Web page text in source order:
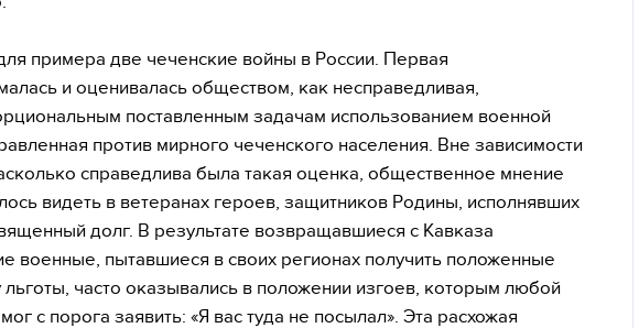
примера две чеченские войны в России. Первая
и оценивалась обществом, как несправедливая,
поставленным задачам использованием военной
против мирного чеченского населения. Вне зависимости
справедлива была такая оценка, общественное мнение
видеть в ветеранах героев, защитников Родины, исполнявших
долг. В результате возвращавшиеся с Кавказа
военные, пытавшиеся в своих регионах получить положенные
льготы, часто оказывались в положении изгоев, которым любой
с порога заявить: «Я вас туда не посылал». Эта расхожая